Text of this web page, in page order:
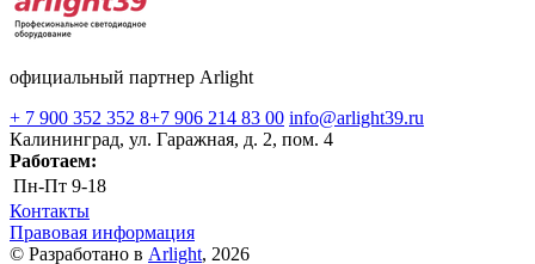
официальный партнер Arlight
+ 7 900 352 352 8+7 906 214 83 00 info@arlight39.ru
Калининград, ул. Гаражная, д. 2, пом. 4
Работаем:
Пн-Пт 9-18
Контакты
Правовая информация
© Разработано в Arlight, 2026